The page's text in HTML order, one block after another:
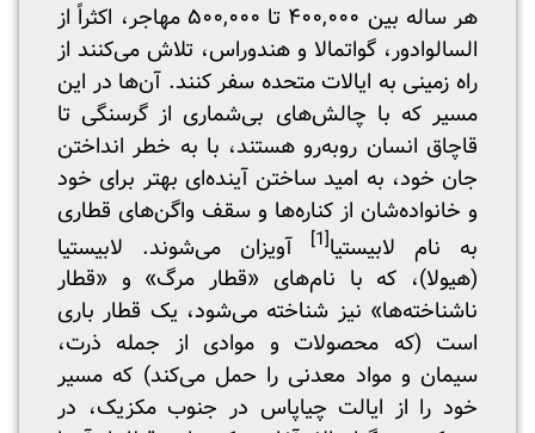
هر ساله بین ۴۰۰,۰۰۰ تا ۵۰۰,۰۰۰ مهاجر، اکثراً از
السالوادور، گواتمالا و هندوراس، تلاش می‌کنند از
راه زمینی به ایالات متحده سفر ‌کنند. آن‌ها در این
مسیر که با چالش‌های بی‌شماری از گرسنگی تا
قاچاق انسان روبه‌رو هستند، با به خطر انداختن
جان خود، به امید ساختن آینده‌ای بهتر برای خود
و خانواده‌شان از کناره‌ها و سقف واگن‌های قطاری
به نام لابیستیا[1]
آویزان می‌شوند. لابیستیا
(هیولا)، که با نام‌های «قطار مرگ» و «قطار
ناشناخته‌ها» نیز شناخته می‌شود، یک قطار باری
است (که محصولات و موادی از جمله ذرت،
سیمان و مواد معدنی را حمل می‌کند) که مسیر
خود را از ایالت چیاپاس در جنوب مکزیک، در